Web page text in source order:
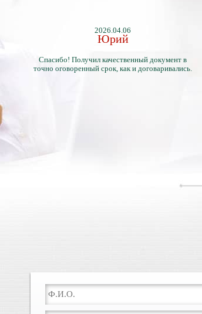
2026.04.06
Юрий
Спасибо! Получил качественный документ в
точно оговоренный срок, как и договаривались.